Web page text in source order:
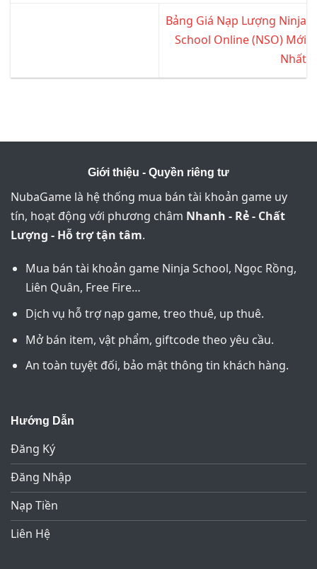
Bảng Giá Nạp Lượng Ninja
School Online (NSO) Mới
Nhất
Giới thiệu - Quyền riêng tư
NubaGame là hệ thống mua bán tài khoản game uy
tín, hoạt động với phương châm Nhanh - Rẻ - Chất
Lượng - Hỗ trợ tận tâm.
Mua bán tài khoản game Ninja School, Ngọc Rồng,
Liên Quân, Free Fire…
Dịch vụ hỗ trợ nạp game, treo thuê, up thuê.
Mở bán item, vật phẩm, giftcode theo yêu cầu.
An toàn tuyệt đối, bảo mật thông tin khách hàng.
Hướng Dẫn
Đăng Ký
Đăng Nhập
Nạp Tiền
Liên Hệ